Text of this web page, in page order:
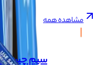
مشاهده همه
سیم چین MECHANIC TS-190